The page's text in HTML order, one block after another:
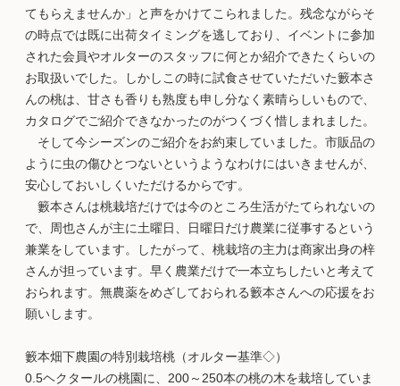
てもらえませんか」と声をかけてこられました。残念ながらそ
の時点では既に出荷タイミングを逃しており、イベントに参加
された会員やオルターのスタッフに何とか紹介できたくらいの
お取扱いでした。しかしこの時に試食させていただいた籔本さ
んの桃は、甘さも香りも熟度も申し分なく素晴らしいもので、
カタログでご紹介できなかったのがつくづく惜しまれました。
そして今シーズンのご紹介をお約束していました。市販品の
ように虫の傷ひとつないというようなわけにはいきませんが、
安心しておいしくいただけるからです。
籔本さんは桃栽培だけでは今のところ生活がたてられないの
で、周也さんが主に土曜日、日曜日だけ農業に従事するという
兼業をしています。したがって、桃栽培の主力は商家出身の梓
さんが担っています。早く農業だけで一本立ちしたいと考えて
おられます。無農薬をめざしておられる籔本さんへの応援をお
願いします。
籔本畑下農園の特別栽培桃（オルター基準◇）
0.5ヘクタールの桃園に、200～250本の桃の木を栽培していま